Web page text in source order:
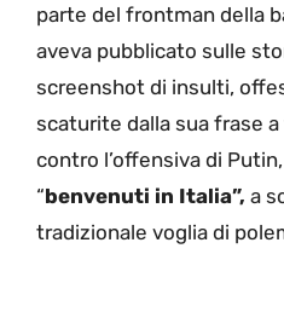
parte del frontman della
aveva pubblicato sulle
screenshot di insulti,
scaturite dalla sua frase a
contro l’offensiva di
“benvenuti in Italia”, a
tradizionale voglia di